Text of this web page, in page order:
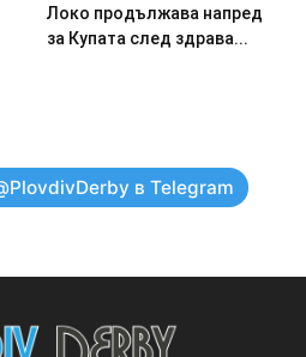
Локо продължава напред
за Купата след здрава...
в Telegram